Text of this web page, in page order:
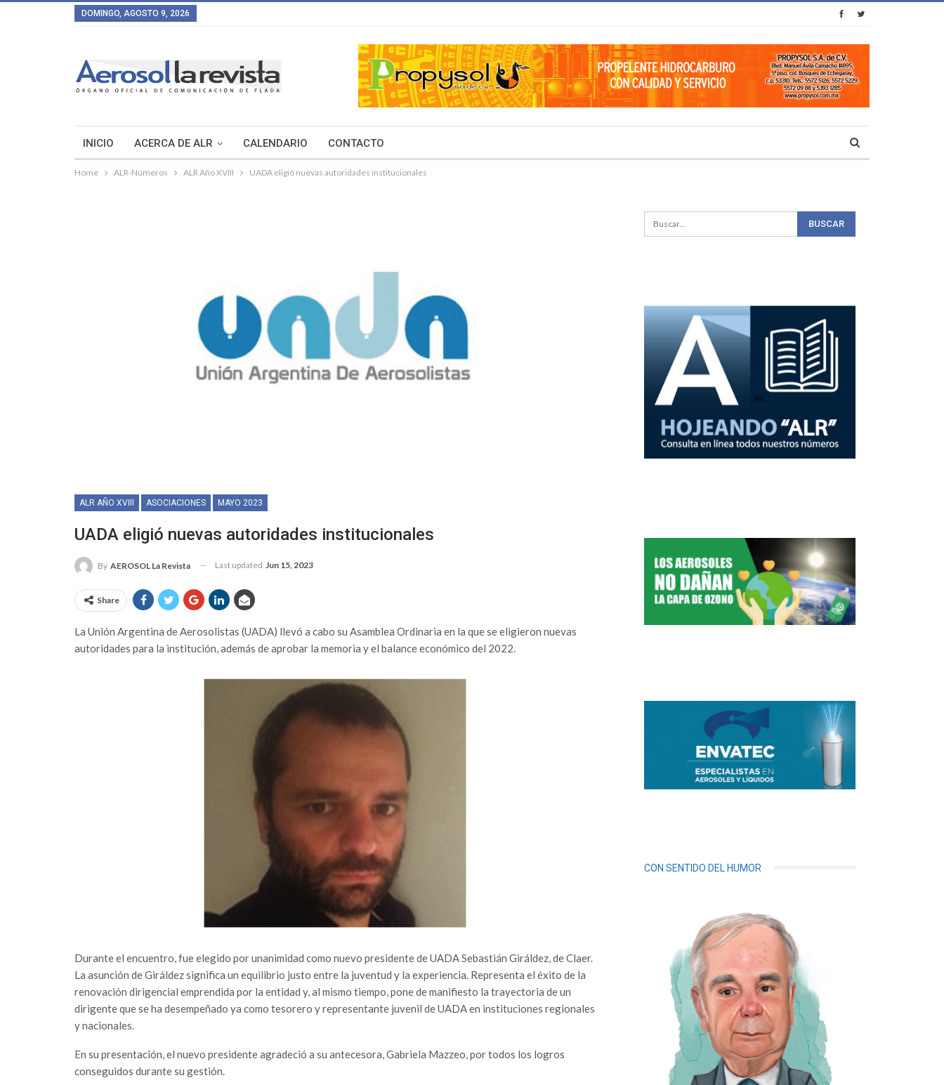
DOMINGO, AGOSTO 9, 2026
INICIO ACERCA DE ALR CALENDARIO CONTACTO
Home ALR-Números ALR Año XVIII UADA eligió nuevas autoridades institucionales
ALR AÑO XVIII ASOCIACIONES MAYO 2023
UADA eligió nuevas autoridades institucionales
By AEROSOL La Revista Last updated Jun 15, 2023
Share
La Unión Argentina de Aerosolistas (UADA) llevó a cabo su Asamblea Ordinaria en la que se eligieron nuevas
autoridades para la institución, además de aprobar la memoria y el balance económico del 2022.
Durante el encuentro, fue elegido por unanimidad como nuevo presidente de UADA Sebastián Giráldez, de Claer.
La asunción de Giráldez significa un equilibrio justo entre la juventud y la experiencia. Representa el éxito de la
renovación dirigencial emprendida por la entidad y, al mismo tiempo, pone de manifiesto la trayectoria de un
dirigente que se ha desempeñado ya como tesorero y representante juvenil de UADA en instituciones regionales
y nacionales.
En su presentación, el nuevo presidente agradeció a su antecesora, Gabriela Mazzeo, por todos los logros
conseguidos durante su gestión.
CON SENTIDO DEL HUMOR